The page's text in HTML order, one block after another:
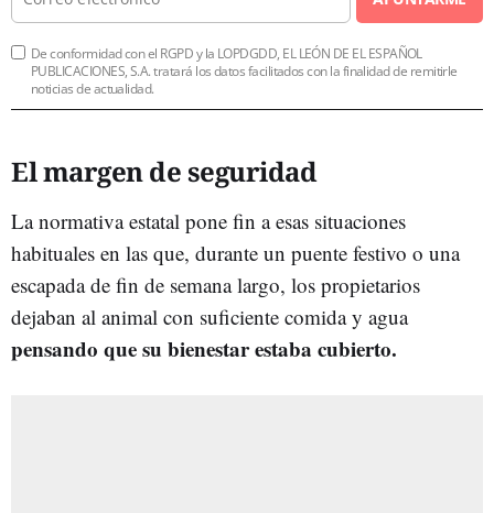
De conformidad con el RGPD y la LOPDGDD, EL LEÓN DE EL ESPAÑOL
PUBLICACIONES, S.A. tratará los datos facilitados con la finalidad de remitirle
noticias de actualidad.
El margen de seguridad
La normativa estatal pone fin a esas situaciones
habituales en las que, durante un puente festivo o una
escapada de fin de semana largo, los propietarios
dejaban al animal con suficiente comida y agua
pensando que su bienestar estaba cubierto.